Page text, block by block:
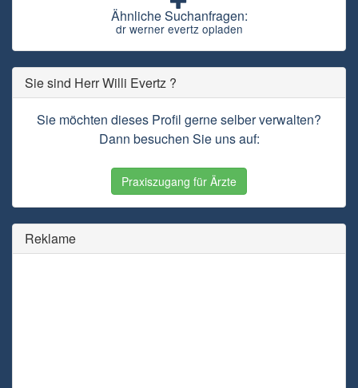
Ähnliche Suchanfragen:
dr werner evertz opladen
Sie sind Herr Willi Evertz ?
Sie möchten dieses Profil gerne selber verwalten?
Dann besuchen Sie uns auf:
Praxiszugang für Ärzte
Reklame